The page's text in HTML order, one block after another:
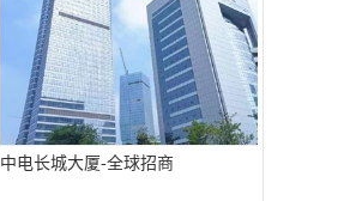
中电长城大厦-全球招商